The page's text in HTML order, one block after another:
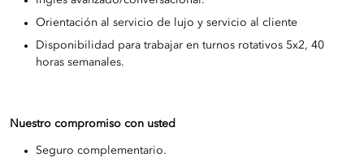
Orientación al servicio de lujo y servicio al cliente
Disponibilidad para trabajar en turnos rotativos 5x2, 40
horas semanales.
Nuestro compromiso con usted
Seguro complementario.